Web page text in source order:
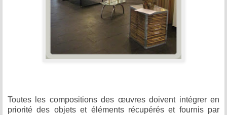
Toutes les compositions des œuvres doivent intégrer en
priorité des objets et éléments récupérés et fournis par